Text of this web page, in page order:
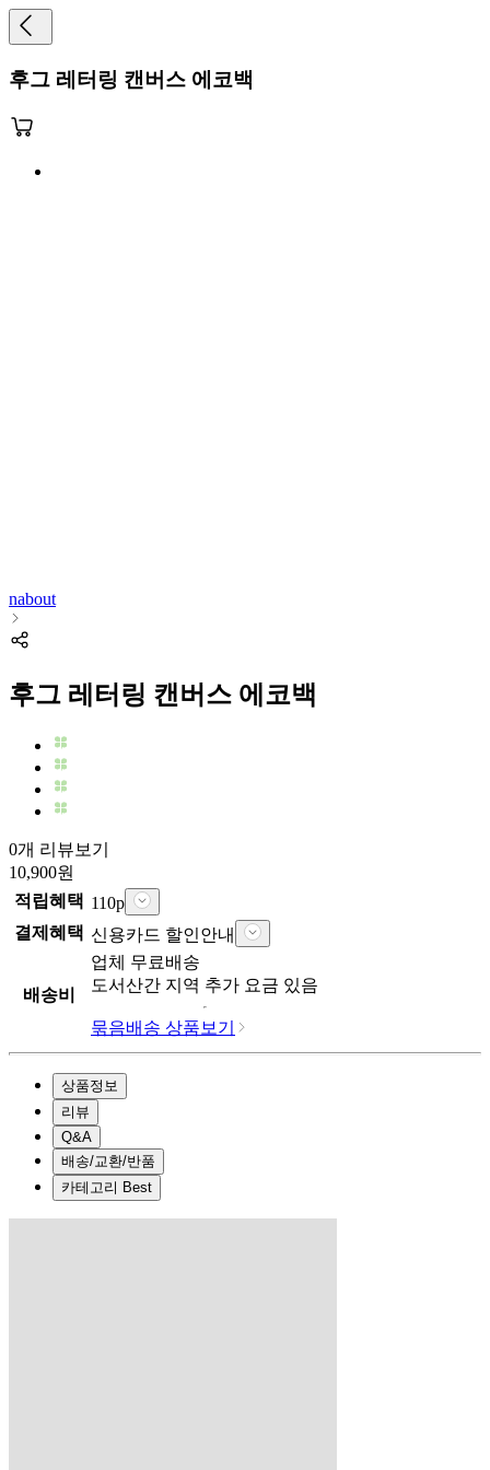
후그 레터링 캔버스 에코백
nabout
후그 레터링 캔버스 에코백
0개 리뷰보기
10,900원
적립혜택 110p
결제혜택 신용카드 할인안내
배송비
업체 무료배송
도서산간 지역 추가 요금 있음
묶음배송 상품보기
상품정보
리뷰
Q&A
배송/교환/반품
카테고리 Best